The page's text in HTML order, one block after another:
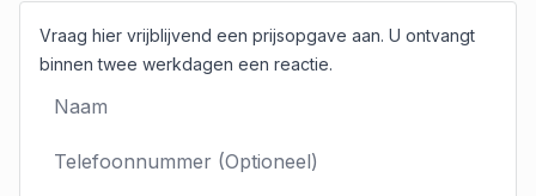
Vraag hier vrijblijvend een prijsopgave aan. U ontvangt
binnen twee werkdagen een reactie.